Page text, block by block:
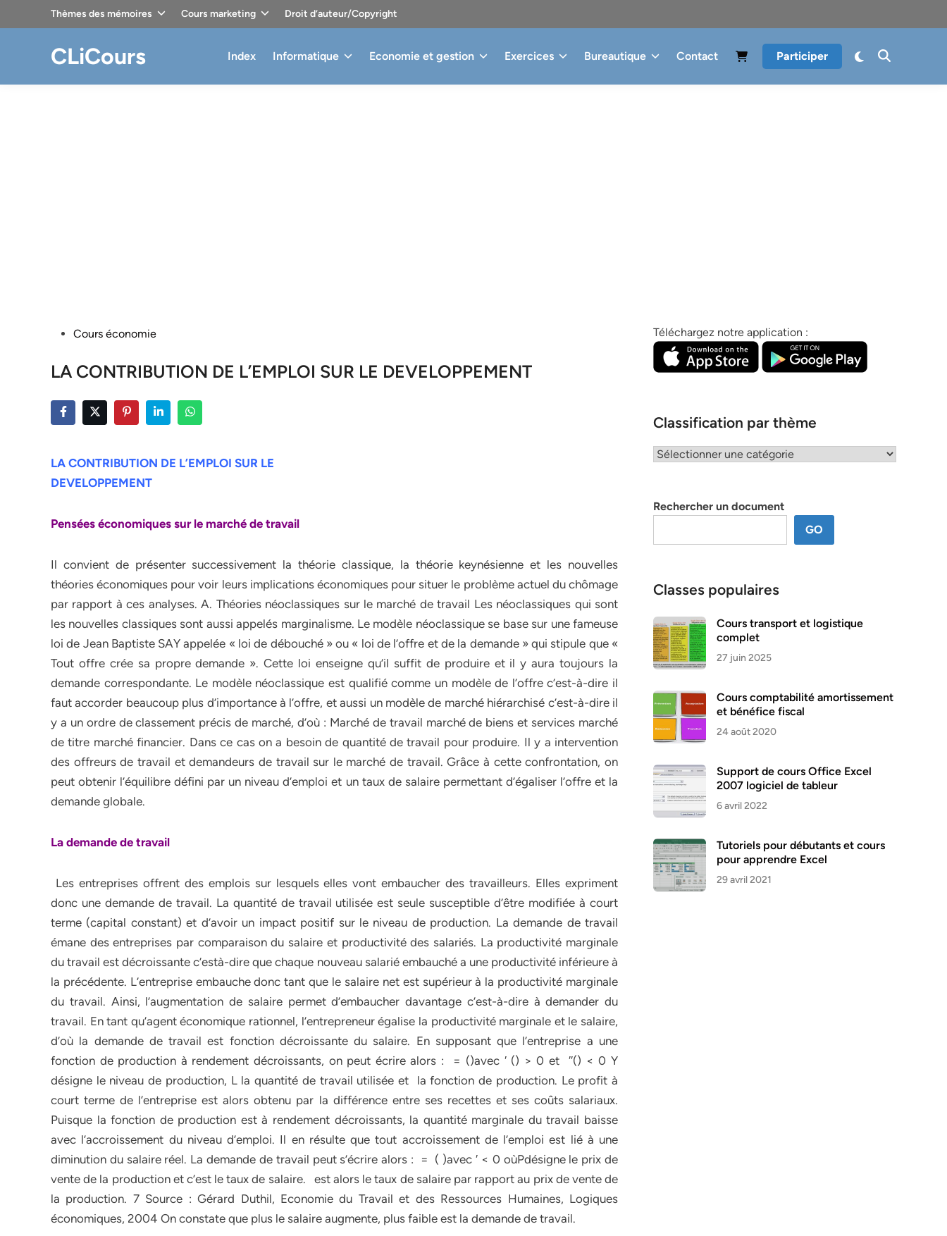
Thèmes des mémoires Cours marketing Droit d’auteur/Copyright
CLiCours Index Informatique Economie et gestion Exercices Bureautique Contact Participer
PostedCours économie
LA CONTRIBUTION DE L’EMPLOI SUR LE DEVELOPPEMENT
LA CONTRIBUTION DE L’EMPLOI SUR LE
DEVELOPPEMENT
Pensées économiques sur le marché de travail
Il convient de présenter successivement la théorie classique, la théorie keynésienne et les nouvelles
théories économiques pour voir leurs implications économiques pour situer le problème actuel du chômage
par rapport à ces analyses. A. Théories néoclassiques sur le marché de travail Les néoclassiques qui sont
les nouvelles classiques sont aussi appelés marginalisme. Le modèle néoclassique se base sur une fameuse
loi de Jean Baptiste SAY appelée « loi de débouché » ou « loi de l’offre et de la demande » qui stipule que «
Tout offre crée sa propre demande ». Cette loi enseigne qu’il suffit de produire et il y aura toujours la
demande correspondante. Le modèle néoclassique est qualifié comme un modèle de l’offre c’est-à-dire il
faut accorder beaucoup plus d’importance à l’offre, et aussi un modèle de marché hiérarchisé c’est-à-dire il
y a un ordre de classement précis de marché, d’où : Marché de travail marché de biens et services marché
de titre marché financier. Dans ce cas on a besoin de quantité de travail pour produire. Il y a intervention
des offreurs de travail et demandeurs de travail sur le marché de travail. Grâce à cette confrontation, on
peut obtenir l’équilibre défini par un niveau d’emploi et un taux de salaire permettant d’égaliser l’offre et la
demande globale.
La demande de travail
Les entreprises offrent des emplois sur lesquels elles vont embaucher des travailleurs. Elles expriment
donc une demande de travail. La quantité de travail utilisée est seule susceptible d’être modifiée à court
terme (capital constant) et d’avoir un impact positif sur le niveau de production. La demande de travail
émane des entreprises par comparaison du salaire et productivité des salariés. La productivité marginale
du travail est décroissante c’està-dire que chaque nouveau salarié embauché a une productivité inférieure à
la précédente. L’entreprise embauche donc tant que le salaire net est supérieur à la productivité marginale
du travail. Ainsi, l’augmentation de salaire permet d’embaucher davantage c’est-à-dire à demander du
travail. En tant qu’agent économique rationnel, l’entrepreneur égalise la productivité marginale et le salaire,
d’où la demande de travail est fonction décroissante du salaire. En supposant que l’entreprise a une
fonction de production à rendement décroissants, on peut écrire alors : = ()avec ′ () > 0 et ′′() < 0 Y
désigne le niveau de production, L la quantité de travail utilisée et la fonction de production. Le profit à
court terme de l’entreprise est alors obtenu par la différence entre ses recettes et ses coûts salariaux.
Puisque la fonction de production est à rendement décroissants, la quantité marginale du travail baisse
avec l’accroissement du niveau d’emploi. Il en résulte que tout accroissement de l’emploi est lié à une
diminution du salaire réel. La demande de travail peut s’écrire alors : = ( )avec ′ < 0 oùPdésigne le prix de
vente de la production et c’est le taux de salaire. est alors le taux de salaire par rapport au prix de vente de
la production. 7 Source : Gérard Duthil, Economie du Travail et des Ressources Humaines, Logiques
économiques, 2004 On constate que plus le salaire augmente, plus faible est la demande de travail.
Téléchargez notre application :
Classification par thème
Classification
Rechercher un document
GO
Classes populaires
Cours transport et logistique
complet
27 juin 2025
Cours comptabilité amortissement
et bénéfice fiscal
24 août 2020
Support de cours Office Excel
2007 logiciel de tableur
6 avril 2022
Tutoriels pour débutants et cours
pour apprendre Excel
29 avril 2021